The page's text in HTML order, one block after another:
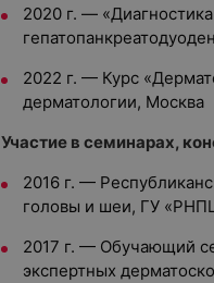
2020 г. —
2022 г. — Курс
дерматологии, Москва
Участие в семинарах,
2016 г. —
головы и шеи, ГУ
2017 г. — Обучающий
экспертных